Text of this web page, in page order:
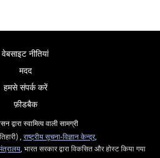
वेबसाइट नीतियां
मदद
हमसे संपर्क करें
फ़ीडबैक
द्वारा स्वामित्व वाली सामग्री
, राष्ट्रीय सूचना-विज्ञान केन्द्र,
, भारत सरकार द्वारा विकसित और होस्ट किया गया